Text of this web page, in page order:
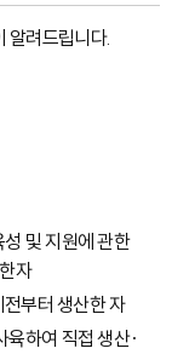
알려드립니다.
및 지원에 관한
자
부터 생산한 자
하여 직접 생산·